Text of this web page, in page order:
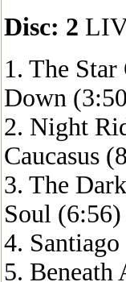
Disc: 2
1. The
Down
2. Night
Caucasus
3. The
Soul (6:56)
4.
5. Beneath